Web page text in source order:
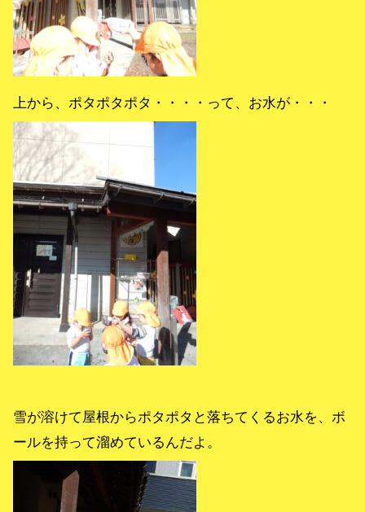
上から、ポタポタポタ・・・・って、お水が・・・
雪が溶けて屋根からポタポタと落ちてくるお水を、ボ
ールを持って溜めているんだよ。